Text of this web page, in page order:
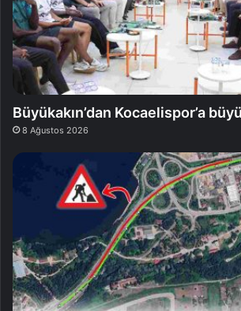
Büyükakın’dan Kocaelispor’a
8 Ağustos 2026